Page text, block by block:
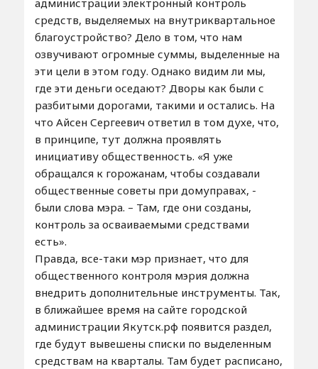
администрации электронный контроль
средств, выделяемых на внутриквартальное
благоустройство? Дело в том, что нам
озвучивают огромные суммы, выделенные на
эти цели в этом году. Однако видим ли мы,
где эти деньги оседают? Дворы как были с
разбитыми дорогами, такими и остались. На
что Айсен Сергеевич ответил в том духе, что,
в принципе, тут должна проявлять
инициативу общественность. «Я уже
обращался к горожанам, чтобы создавали
общественные советы при домуправах, -
были слова мэра. – Там, где они созданы,
контроль за осваиваемыми средствами
есть».
Правда, все-таки мэр признает, что для
общественного контроля мэрия должна
внедрить дополнительные инструменты. Так,
в ближайшее время на сайте городской
администрации Якутск.рф появится раздел,
где будут вывешены списки по выделенным
средствам на кварталы. Там будет расписано,